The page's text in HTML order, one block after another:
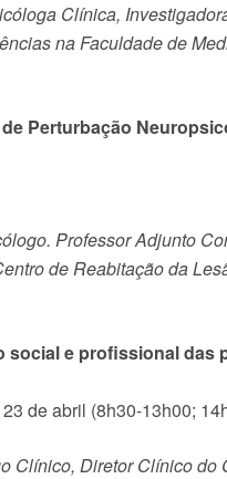
Clínica,
na Faculdade de
Perturbação
Professor Adjunto
de Reabitação da
social e profissional
de abril (8h30-13h00;
Clínico, Diretor Clínico